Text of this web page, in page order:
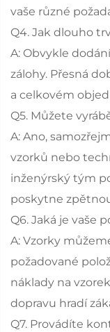
vaše různé
Q4. Jak dlouho
A: Obvykle
zálohy. Přesná
a celkovém
Q5. Můžete
A: Ano,
vzorků nebo
inženýrský tým
poskytne
Q6. Jaká je vaše
A: Vzorky
požadované
náklady na
dopravu hradí
Q7. Provádíte